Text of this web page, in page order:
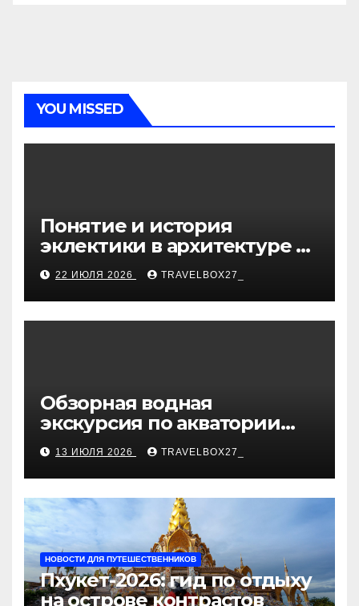
YOU MISSED
Понятие и история
эклектики в архитектуре и
дизайне интерьеров
22 ИЮЛЯ 2026 TRAVELBOX27_
Обзорная водная
экскурсия по акватории
бухты Песчаная
13 ИЮЛЯ 2026 TRAVELBOX27_
НОВОСТИ ДЛЯ ПУТЕШЕСТВЕННИКОВ
Пхукет-2026: гид по отдыху
на острове контрастов